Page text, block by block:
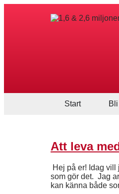
Start
Att leva
Hej på er! Idag
som gör det. Jag
kan känna både